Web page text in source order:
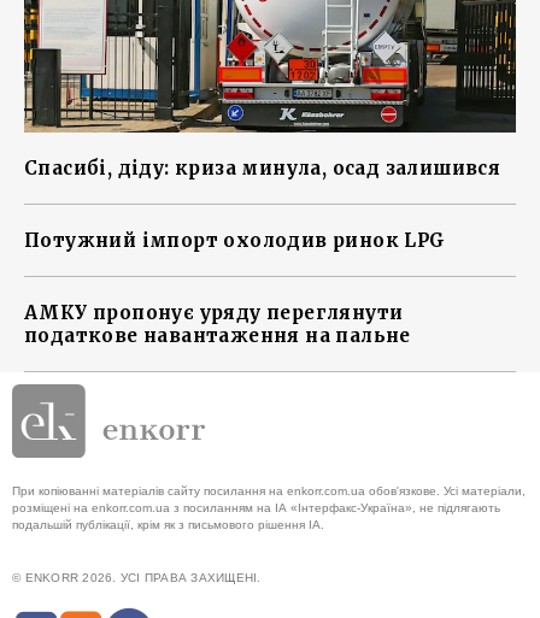
Спасибі, діду: криза минула, осад залишився
Потужний імпорт охолодив ринок LPG
АМКУ пропонує уряду переглянути
податкове навантаження на пальне
При копіюванні матеріалів сайту посилання на enkorr.com.ua обов'язкове. Усі матеріали,
розміщені на enkorr.com.ua з посиланням на ІА «Інтерфакс-Україна», не підлягають
подальшій публікації, крім як з письмового рішення ІА.
© ENKORR 2026. УСІ ПРАВА ЗАХИЩЕНІ.